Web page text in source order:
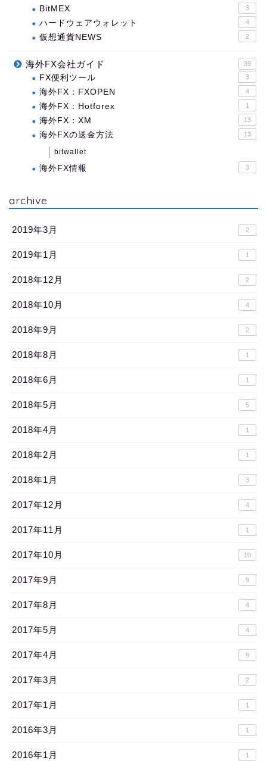
BitMEX 3
ハードウェアウォレット 4
仮想通貨NEWS 2
海外FX会社ガイド 39
FX便利ツール 3
海外FX：FXOPEN 4
海外FX：Hotforex 1
海外FX：XM 13
海外FXの送金方法 13
bitwallet
海外FX情報 3
archive
2019年3月 2
2019年1月 1
2018年12月 2
2018年10月 4
2018年9月 2
2018年8月 1
2018年6月 1
2018年5月 5
2018年4月 1
2018年2月 1
2018年1月 3
2017年12月 4
2017年11月 1
2017年10月 10
2017年9月 9
2017年8月 4
2017年5月 4
2017年4月 9
2017年3月 2
2017年1月 1
2016年3月 1
2016年1月 1